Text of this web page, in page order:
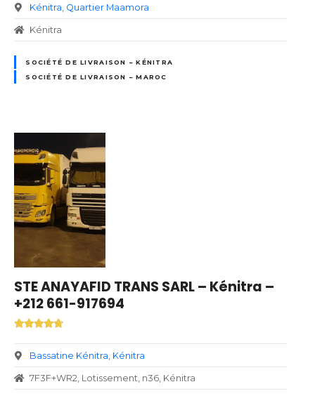
Kénitra Quartier Maamora
Kénitra
SOCIÉTÉ DE LIVRAISON – KÉNITRA
SOCIÉTÉ DE LIVRAISON – MAROC
STE ANAYAFID TRANS SARL – Kénitra –
+212 661-917694
Bassatine Kénitra Kénitra
7F3F+WR2, Lotissement, n36, Kénitra